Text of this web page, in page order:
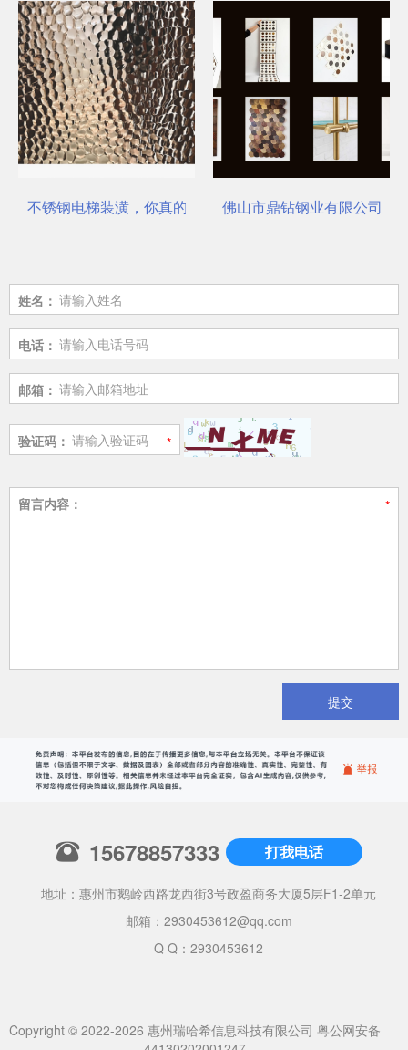
不锈钢电梯装潢，你真的选对了吗？佛山市鼎钻钢业有限公司，
姓名：
电话：
邮箱：
验证码：
留言内容：
提交
15678857333 打我电话
地址：惠州市鹅岭西路龙西街3号政盈商务大厦5层F1-2单元
邮箱： 2930453612@qq.com
Q Q：2930453612
Copyright © 2022-2026 惠州瑞哈希信息科技有限公司 粤公网安备